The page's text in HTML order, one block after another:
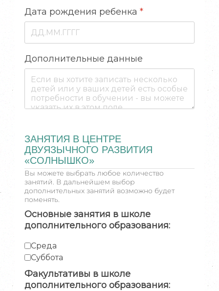
Дата рождения ребенка *
Дополнительные данные
ЗАНЯТИЯ В ЦЕНТРЕ
ДВУЯЗЫЧНОГО РАЗВИТИЯ
«СОЛНЫШКО»
Вы можете выбрать любое количество
занятий. В дальнейшем выбор
дополнительных занятий возможно будет
поменять.
Основные занятия в школе
дополнительного образования:
Среда
Суббота
Факультативы в школе
дополнительного образования: